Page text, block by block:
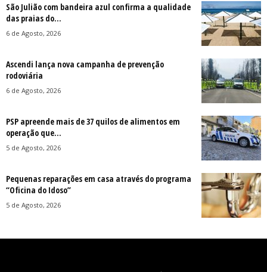
São Julião com bandeira azul confirma a qualidade
das praias do...
6 de Agosto, 2026
Ascendi lança nova campanha de prevenção
rodoviária
6 de Agosto, 2026
PSP apreende mais de 37 quilos de alimentos em
operação que...
5 de Agosto, 2026
Pequenas reparações em casa através do programa
“Oficina do Idoso”
5 de Agosto, 2026